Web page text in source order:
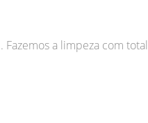
Fazemos a limpeza com total